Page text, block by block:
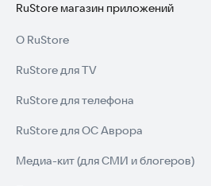
RuStore магазин приложений
О RuStore
RuStore для TV
RuStore для телефона
RuStore для ОС Аврора
Медиа-кит (для СМИ и блогеров)